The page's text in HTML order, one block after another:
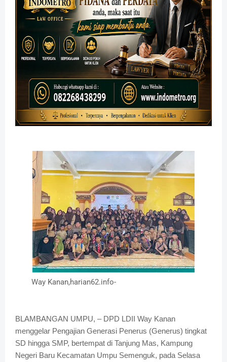
Way Kanan,harian62.info-
BLAMBANGAN UMPU, – DPD LDII Way Kanan
menggelar Pengajian Generasi Penerus (Generus) tingkat
SD hingga SMP, bertempat di Tanjung Mas, Kampung
Negeri Baru Kecamatan Umpu Semenguk, pada Selasa